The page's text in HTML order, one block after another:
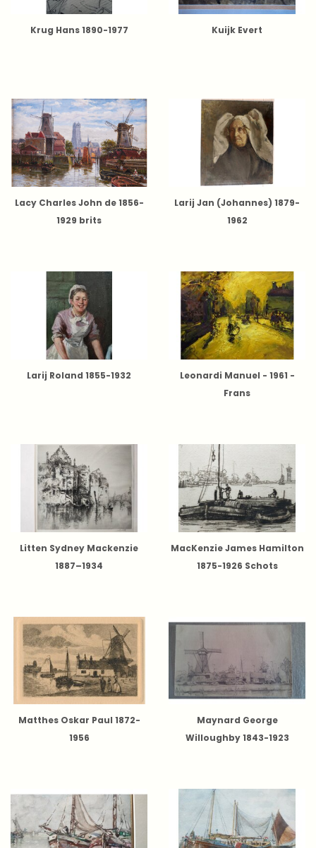
Krug Hans 1890-1977 Kuijk Evert
Lacy Charles John de 1856-
1929 brits
Larij Jan (Johannes) 1879-
1962
Larij Roland 1855-1932
Leonardi Manuel - 1961 -
Frans
Litten Sydney Mackenzie
1887–1934
MacKenzie James Hamilton
1875-1926 Schots
Matthes Oskar Paul 1872-
1956
Maynard George
Willoughby 1843-1923